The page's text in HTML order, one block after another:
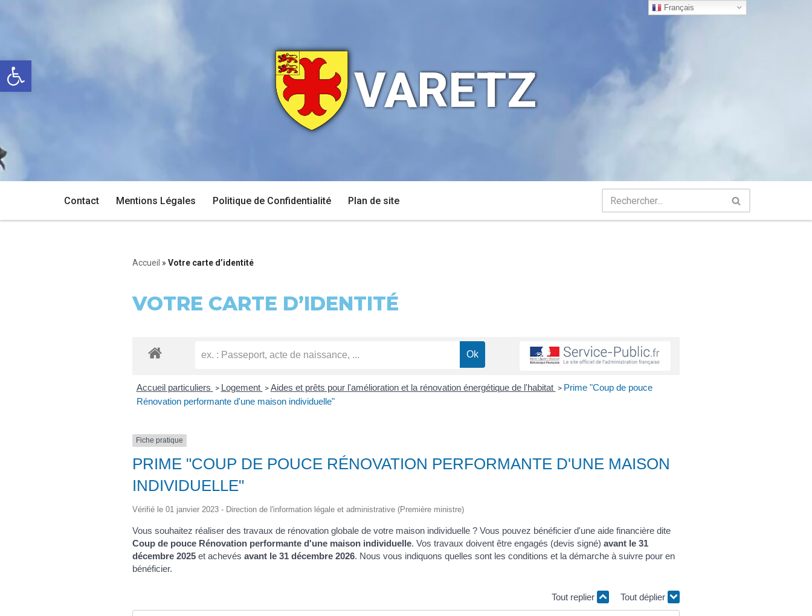
Ouvrir la barre d’outils
contenu
VARETZ
Contact Mentions Légales Politique de Confidentialité Plan de site
Accueil » Votre carte d’identité
VOTRE CARTE D’IDENTITÉ
Accueil particuliers > Logement > Aides et prêts pour l'amélioration et la rénovation énergétique de l'habitat > Prime "Coup de pouce
Rénovation performante d'une maison individuelle"
Fiche pratique
PRIME "COUP DE POUCE RÉNOVATION PERFORMANTE D'UNE MAISON
INDIVIDUELLE"
Vérifié le 01 janvier 2023 - Direction de l'information légale et administrative (Première ministre)
Vous souhaitez réaliser des travaux de rénovation globale de votre maison individuelle ? Vous pouvez bénéficier d'une aide financière dite
Coup de pouce Rénovation performante d'une maison individuelle. Vos travaux doivent être engagés (devis signé) avant le 31
décembre 2025 et achevés avant le 31 décembre 2026. Nous vous indiquons quelles sont les conditions et la démarche à suivre pour en
bénéficier.
Tout replier Tout déplier
Français